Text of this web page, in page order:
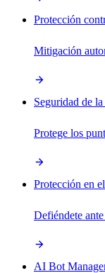
Protección
Mitigación
Seguridad de
Protege los
Protección en
Defiéndete
AI Bot